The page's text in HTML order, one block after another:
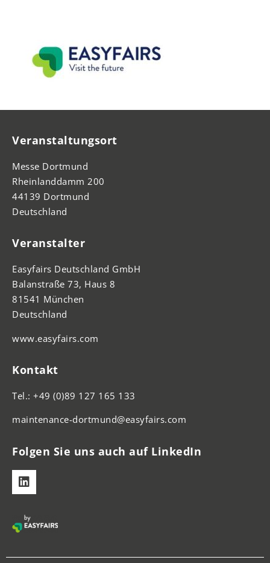
Veranstaltungsort
Messe Dortmund
Rheinlanddamm 200
44139 Dortmund
Deutschland
Veranstalter
Easyfairs Deutschland GmbH
Balanstraße 73, Haus 8
81541 München
Deutschland
www.easyfairs.com
Kontakt
Tel.: +49 (0)89 127 165 133
maintenance-dortmund@easyfairs.com
Folgen Sie uns auch auf LinkedIn